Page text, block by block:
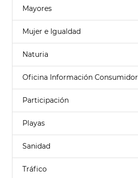
Mayores
Mujer e Igualdad
Naturia
Oficina Información Consumidor
Participación
Playas
Sanidad
Tráfico